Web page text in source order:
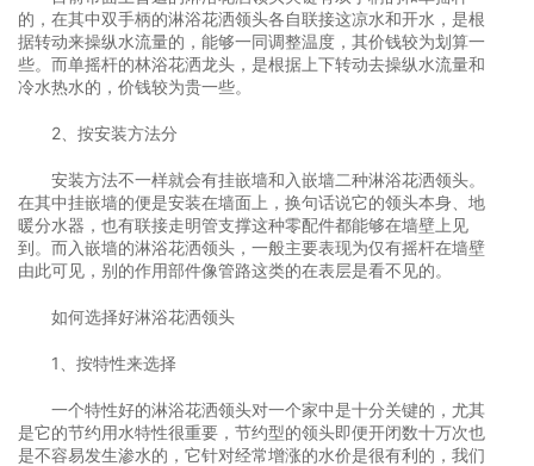
的，在其中双手柄的淋浴花洒领头各自联接这凉水和开水，是根
据转动来操纵水流量的，能够一同调整温度，其价钱较为划算一
些。而单摇杆的林浴花洒龙头，是根据上下转动去操纵水流量和
冷水热水的，价钱较为贵一些。
2、按安装方法分
安装方法不一样就会有挂嵌墙和入嵌墙二种淋浴花洒领头。
在其中挂嵌墙的便是安装在墙面上，换句话说它的领头本身、地
暖分水器，也有联接走明管支撑这种零配件都能够在墙壁上见
到。而入嵌墙的淋浴花洒领头，一般主要表现为仅有摇杆在墙壁
由此可见，别的作用部件像管路这类的在表层是看不见的。
如何选择好淋浴花洒领头
1、按特性来选择
一个特性好的淋浴花洒领头对一个家中是十分关键的，尤其
是它的节约用水特性很重要，节约型的领头即便开闭数十万次也
是不容易发生渗水的，它针对经常增涨的水价是很有利的，我们